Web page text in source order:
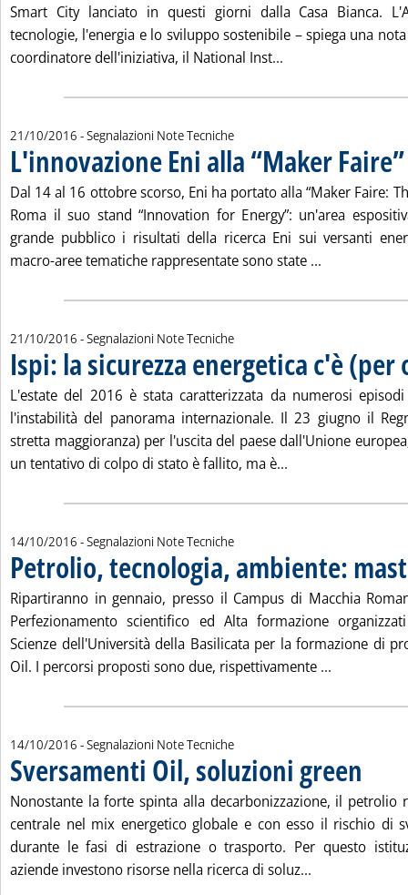
Smart City lanciato in questi giorni dalla Casa Bianca.
tecnologie, l'energia e lo sviluppo sostenibile – spiega una
coordinatore dell'iniziativa, il National Inst...
21/10/2016 - Segnalazioni Note Tecniche
L'innovazione Eni alla “Maker Faire”
. Pubblicata venerdì 21 ottobre 2016 alle 15.22.
Dal 14 al 16 ottobre scorso, Eni ha portato alla “Maker Faire:
Roma il suo stand “Innovation for Energy”: un'area
grande pubblico i risultati della ricerca Eni sui versanti
macro-aree tematiche rappresentate sono state ...
21/10/2016 - Segnalazioni Note Tecniche
Ispi: la sicurezza energetica c'è (per
. Pubblicata venerdì 21 ottobre 2016 alle 15.20.
L'estate del 2016 è stata caratterizzata da numerosi
l'instabilità del panorama internazionale. Il 23 giugno il
stretta maggioranza) per l'uscita del paese dall'Unione
un tentativo di colpo di stato è fallito, ma è...
14/10/2016 - Segnalazioni Note Tecniche
Petrolio, tecnologia, ambiente:
Ripartiranno in gennaio, presso il Campus di Macchia
Perfezionamento scientifico ed Alta formazione
Scienze dell'Università della Basilicata per la formazione di
Oil. I percorsi proposti sono due, rispettivamente ...
14/10/2016 - Segnalazioni Note Tecniche
Sversamenti Oil, soluzioni green
. Pubblicata venerdì 14 ottobre 2016 alle 16.31.
Nonostante la forte spinta alla decarbonizzazione, il petrolio
centrale nel mix energetico globale e con esso il rischio di
durante le fasi di estrazione o trasporto. Per questo
aziende investono risorse nella ricerca di soluz...